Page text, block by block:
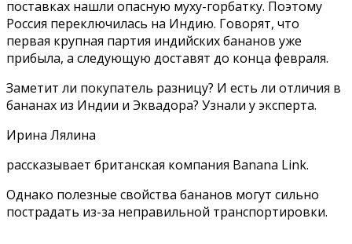
поставках нашли опасную муху-горбатку. Поэтому
Россия переключилась на Индию. Говорят, что
первая крупная партия индийских бананов уже
прибыла, а следующую доставят до конца февраля.
Заметит ли покупатель разницу? И есть ли отличия в
бананах из Индии и Эквадора? Узнали у эксперта.
Ирина Лялина
рассказывает британская компания Banana Link.
Однако полезные свойства бананов могут сильно
пострадать из-за неправильной транспортировки.